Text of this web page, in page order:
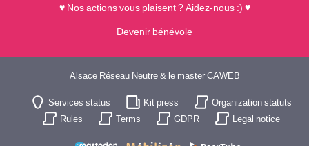
♥ Nos actions vous plaisent ? Aidez-nous :) ♥
Devenir bénévole
Alsace Réseau Neutre & le master CAWEB
Services status Kit press
Organization statuts
Rules
Terms GDPR Legal notice